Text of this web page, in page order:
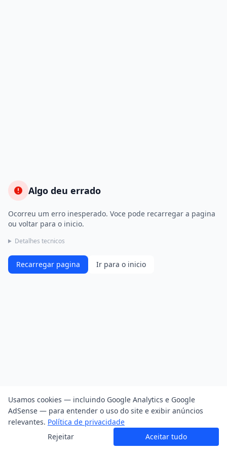
Algo deu errado
Ocorreu um erro inesperado. Voce pode recarregar a pagina
ou voltar para o inicio.
Detalhes tecnicos
Recarregar pagina Ir para o inicio
Usamos cookies — incluindo Google Analytics e Google
AdSense — para entender o uso do site e exibir anúncios
relevantes. Política de privacidade
Rejeitar
Aceitar tudo